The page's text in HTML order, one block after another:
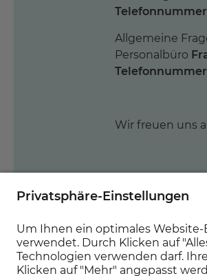
Telefonnummer
Allgemeine
Personalbüro
Telefonnummer
Wir freuen uns
Jetzt bewerben!